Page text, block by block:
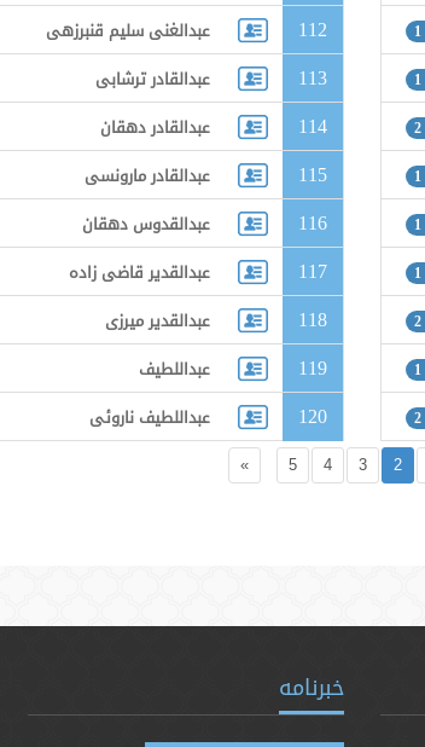
112 عبدالغنی سلیم قنبرزهی
113 عبدالقادر ترشابی
114 عبدالقادر دهقان
115 عبدالقادر مارونسی
116 عبدالقدوس دهقان
117 عبدالقدیر قاضی زاده
118 عبدالقدیر میرزی
119 عبداللطیف
120 عبداللطیف ناروئی
2
3
4
5
»
خبرنامه